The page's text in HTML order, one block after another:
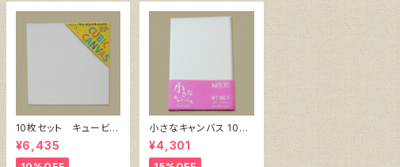
10枚セット キュービッ
ク・キャンバス白（縦150
㎜×横150㎜×厚38㎜）
¥6,435
小さなキャンバス 10枚
セット（ホワイト塗りキャ
ンバス張り）
¥4,301